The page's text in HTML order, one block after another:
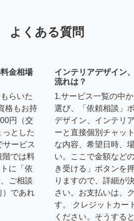
よくある質問
金相場
らいた
格もお持
円（交
とした
サービス
階では料
に「依
ご相談
）であれ
インテリアデザイン
流れは？
1.サービス一覧の中
選び、「依頼相談」
デザイン、インテリ
ーと直接個別チャッ
な内容、希望日時、
い。ここで金額など
き受ける」ボタンを
りますので、詳細が
さい。お支払いは、
す。 クレジットカー
ください。そうする